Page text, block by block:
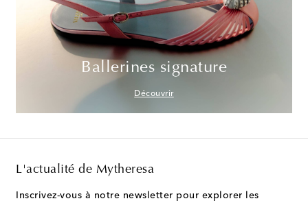
Ballerines signature
Découvrir
L'actualité de Mytheresa
Inscrivez-vous à notre newsletter pour explorer les